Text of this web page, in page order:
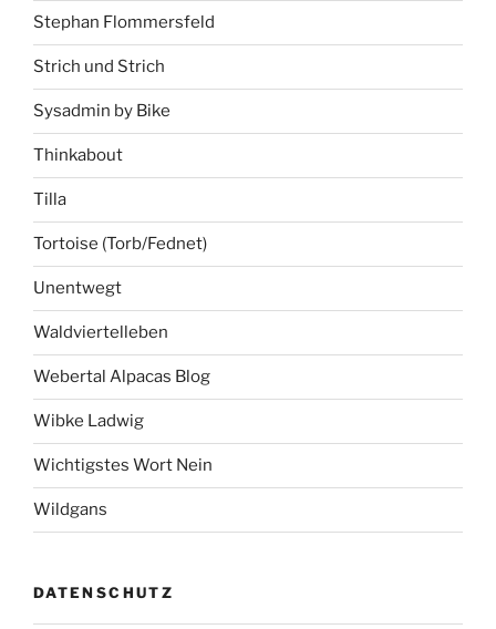
Stephan Flommersfeld
Strich und Strich
Sysadmin by Bike
Thinkabout
Tilla
Tortoise (Torb/Fednet)
Unentwegt
Waldviertelleben
Webertal Alpacas Blog
Wibke Ladwig
Wichtigstes Wort Nein
Wildgans
DATENSCHUTZ